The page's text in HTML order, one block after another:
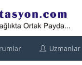
Uzmanlar